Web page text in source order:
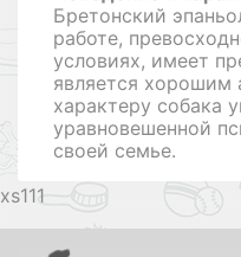
Бретонский
работе,
условиях, имеет
является
характеру собака
уравновешенной
своей семье.
111